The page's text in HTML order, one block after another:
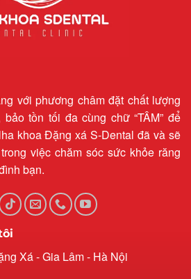
với phương châm đặt chất lượng
tồn tối đa cùng chữ “TÂM” để
khoa Đặng xá S-Dental đã và sẽ
việc chăm sóc sức khỏe răng
bạn.
Xá - Gia Lâm - Hà Nội